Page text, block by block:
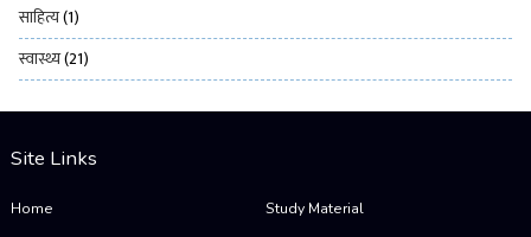
साहित्य(1)
स्वास्थ्य(21)
Site Links
Home Study Material